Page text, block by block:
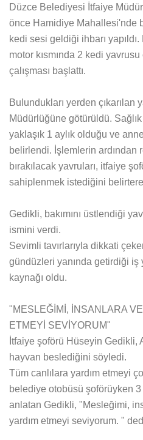
Düzce Belediyesi İtfaiye
önce Hamidiye Mahallesi'nde
kedi sesi geldiği ihbarı
motor kısmında 2 kedi
çalışması başlattı.
Bulundukları yerden çıkarılan
Müdürlüğüne götürüldü.
yaklaşık 1 aylık olduğu ve
belirlendi. İşlemlerin ardından
bırakılacak yavruları, itfaiye
sahiplenmek istediğini
Gedikli, bakımını üstlendiği
ismini verdi.
Sevimli tavırlarıyla dikkati
gündüzleri yanında getirdiği
kaynağı oldu.
"MESLEĞİMİ, İNSANLARA
ETMEYİ SEVİYORUM"
İtfaiye şoförü Hüseyin Gedikli,
hayvan beslediğini söyledi.
Tüm canlılara yardım etmeyi
belediye otobüsü şoförüyken
anlatan Gedikli, "Mesleğimi,
yardım etmeyi seviyorum. "